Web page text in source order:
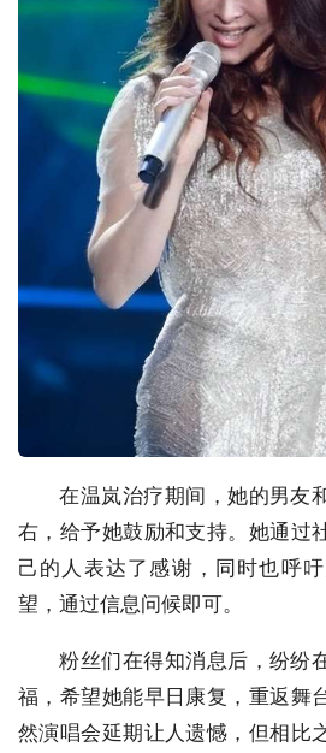
在温岚治疗期间，她的男友
右，给予她鼓励和支持。她通过
己的人表达了感谢，同时也呼
望，通过信息问候即可。
粉丝们在得知消息后，纷纷
福，希望她能早日康复，重返舞
然演唱会延期让人遗憾，但相比